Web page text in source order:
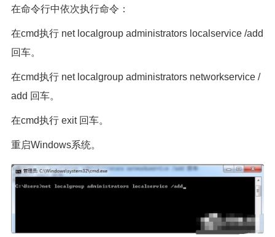
在命令行中依次执行命令：
在cmd执行 net localgroup administrators localservice /add
回车。
在cmd执行 net localgroup administrators networkservice /
add 回车。
在cmd执行 exit 回车。
重启Windows系统。